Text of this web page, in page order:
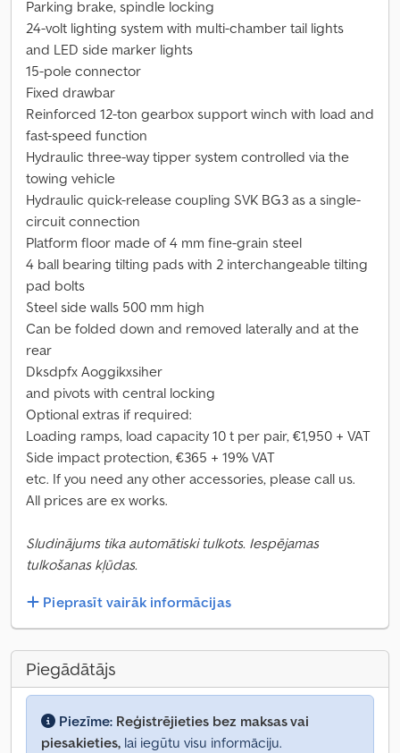
Parking brake, spindle locking
24-volt lighting system with multi-chamber tail lights
and LED side marker lights
15-pole connector
Fixed drawbar
Reinforced 12-ton gearbox support winch with load and
fast-speed function
Hydraulic three-way tipper system controlled via the
towing vehicle
Hydraulic quick-release coupling SVK BG3 as a single-
circuit connection
Platform floor made of 4 mm fine-grain steel
4 ball bearing tilting pads with 2 interchangeable tilting
pad bolts
Steel side walls 500 mm high
Can be folded down and removed laterally and at the
rear
Dksdpfx Aoggikxsiher
and pivots with central locking
Optional extras if required:
Loading ramps, load capacity 10 t per pair, €1,950 + VAT
Side impact protection, €365 + 19% VAT
etc. If you need any other accessories, please call us.
All prices are ex works.
Sludinājums tika automātiski tulkots. Iespējamas
tulkošanas kļūdas.
Pieprasīt vairāk informācijas
Piegādātājs
Piezīme: Reģistrējieties bez maksas vai
piesakieties, lai iegūtu visu informāciju.